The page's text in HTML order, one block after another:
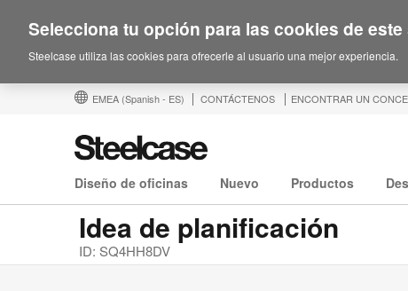
EMEA (Spanish - ES) CONTÁCTENOS ENCONTRAR UN
Diseño de oficinas Nuevo Productos
Idea de planificación
ID: SQ4HH8DV
Selecciona tu opción para las cookies de este
Steelcase utiliza las cookies para ofrecerle al usuario una mejor experiencia.